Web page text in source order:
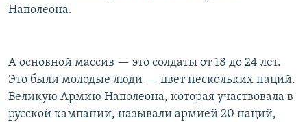
Наполеона.
А основной массив — это солдаты от 18 до 24 лет.
Это были молодые люди — цвет нескольких наций.
Великую Армию Наполеона, которая участвовала в
русской кампании, называли армией 20 наций,